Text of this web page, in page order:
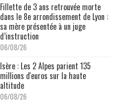
Fillette de 3 ans retrouvée morte
dans le 8e arrondissement de Lyon :
sa mère présentée à un juge
d’instruction
06/08/26
Isère : Les 2 Alpes parient 135
millions d'euros sur la haute
altitude
06/08/26